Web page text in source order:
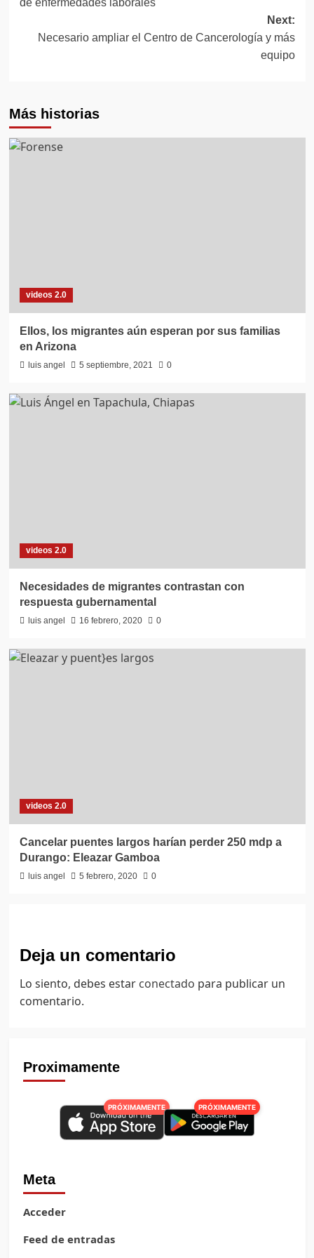
de enfermedades laborales
Next:
Necesario ampliar el Centro de Cancerología y más
equipo
Más historias
videos 2.0
Ellos, los migrantes aún esperan por sus familias
en Arizona
luis angel 5 septiembre, 2021 0
videos 2.0
Necesidades de migrantes contrastan con
respuesta gubernamental
luis angel 16 febrero, 2020 0
videos 2.0
Cancelar puentes largos harían perder 250 mdp a
Durango: Eleazar Gamboa
luis angel 5 febrero, 2020 0
Deja un comentario
Lo siento, debes estar conectado para publicar un
comentario.
Proximamente
PRÓXIMAMENTE PRÓXIMAMENTE
Meta
Acceder
Feed de entradas